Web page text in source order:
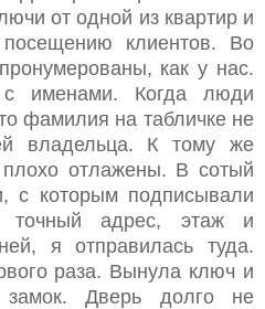
от одной из квартир и
клиентов. Во
как у нас.
именами. Когда люди
фамилия на табличке не
владельца. К тому же
отлажены. В сотый
с которым подписывали
точный адрес, этаж и
я отправилась туда.
раза. Вынула ключ и
Дверь долго не